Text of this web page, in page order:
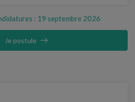
: 19 septembre 2026
Je postule